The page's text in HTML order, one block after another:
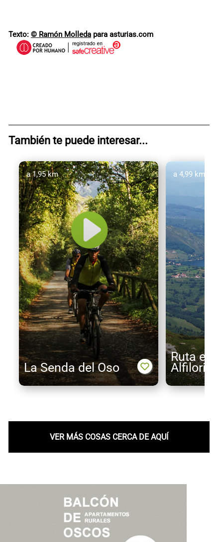
Texto: © Ramón Molleda para asturias.com
También te puede interesar...
La Senda del Oso
a 1,95 km
Ruta
Alfilorios
a 4,99 km
VER MÁS COSAS CERCA DE AQUÍ